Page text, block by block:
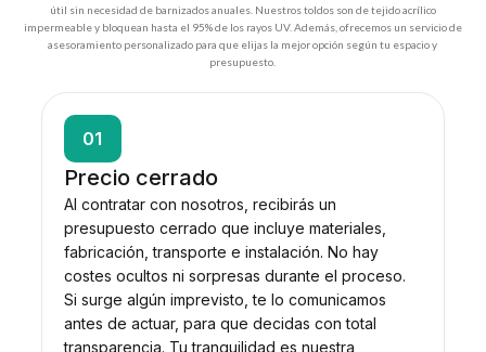
útil sin necesidad de barnizados anuales. Nuestros toldos son de tejido acrílico
impermeable y bloquean hasta el 95% de los rayos UV. Además, ofrecemos un servicio de
asesoramiento personalizado para que elijas la mejor opción según tu espacio y
presupuesto.
01
Precio cerrado
Al contratar con nosotros, recibirás un
presupuesto cerrado que incluye materiales,
fabricación, transporte e instalación. No hay
costes ocultos ni sorpresas durante el proceso.
Si surge algún imprevisto, te lo comunicamos
antes de actuar, para que decidas con total
transparencia. Tu tranquilidad es nuestra